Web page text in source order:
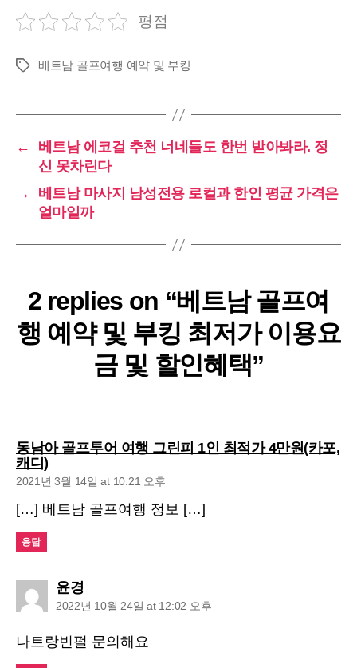
평점
Tags 베트남 골프여행 예약 및 부킹
←
베트남 에코걸 추천 너네들도 한번 받아봐라. 정
신 못차린다
→
베트남 마사지 남성전용 로컬과 한인 평균 가격은
얼마일까
2 replies on “베트남 골프여
행 예약 및 부킹 최저가 이용요
금 및 할인혜택”
동남아 골프투어 여행 그린피 1인 최적가 4만원(카포,
캐디)says:
2021년 3월 14일 at 10:21 오후
[…] 베트남 골프여행 정보 […]
응답
윤경
2022년 10월 24일 at 12:02 오후
나트랑빈펄 문의해요